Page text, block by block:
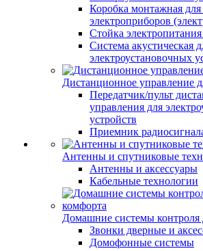
Коробка монтажная
электроприборов
Стойка
Система акустическая
электроустановочных
Дистанционное управление
Передатчик/пульт
управления для
устройств
Приемник
Антенны и спутниковые
Антенны и аксессуары
Кабельные технологии
Домашние системы контроля
Звонки дверные и
Домофонные системы